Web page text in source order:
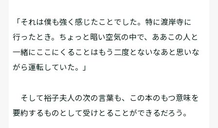
「それは僕も強く感じたことでした。特に渡岸寺に
行ったとき。ちょっと暗い空気の中で、ああこの人と
一緒にここにくることはもう二度とないなあと思いな
がら運転していた。」
そして裕子夫人の次の言葉も、この本のもつ意味を
要約するものとして受けとることができるだろう。